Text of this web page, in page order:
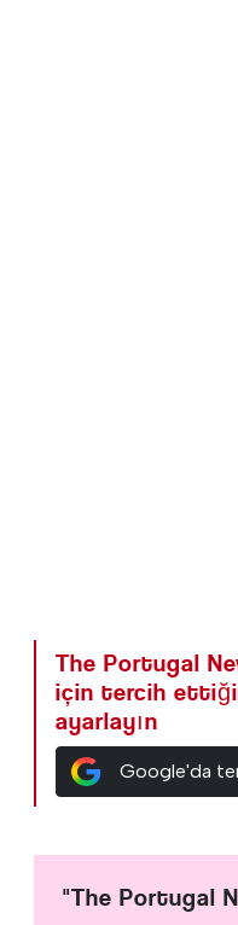
The Portugal
için tercih
ayarlayın
Google'da
"The Portugal